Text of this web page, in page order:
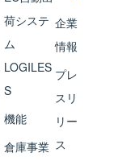
荷システ
ム
LOGILES
S
機能
倉庫事業
企業
情報
プレ
スリ
リー
ス